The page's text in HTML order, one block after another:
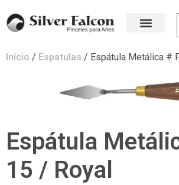
Inicio / Espatulas / Espátula Metálica #
Espátula
15 / Royal